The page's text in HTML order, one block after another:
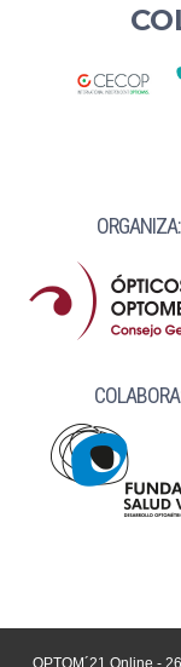
ORGANIZA:
OPTOM´21 Online -